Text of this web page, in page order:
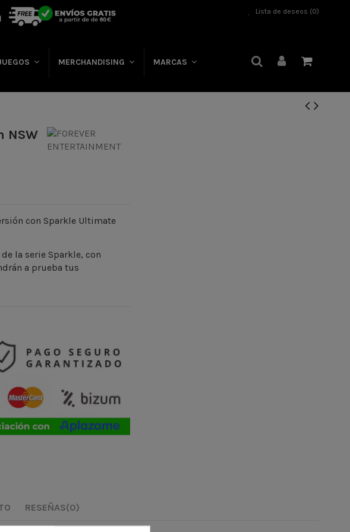
Lista de deseos (0)
MERCHANDISING MARCAS
NSW
con Sparkle Ultimate
la serie Sparkle, con
a prueba tus
RESEÑAS(0)